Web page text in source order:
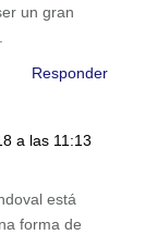
un gran
Responder
a las 11:13
está
forma de